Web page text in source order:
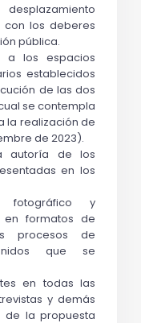
con los deberes
pública.
a los espacios
establecidos
de las dos
se contempla
la realización de
de 2023).
autoría de los
en los
fotográfico y
en formatos de
procesos de
que se
en todas las
y demás
de la propuesta